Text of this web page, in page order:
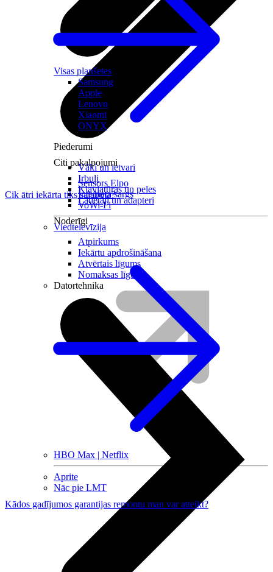
Citi pakalpojumi
Sensors Elpo
Interneta sargs
VoWi-Fi
Viedtelevīzija
HBO Max | Netflix
Aprite
Nāc pie LMT
Visas planšetes
Samsung
Apple
Lenovo
Xiaomi
ONYX
Piederumi
Vāki un ietvari
Irbuļi
Klaviatūras un peles
Lādētāji un adapteri
Noderīgi
Atpirkums
Iekārtu apdrošināšana
Atvērtais līgums
Nomaksas līgums
Datortehnika
Cik ātri iekārta tiks salabota?
Kādos gadījumos garantijas remontu man var atteikt?